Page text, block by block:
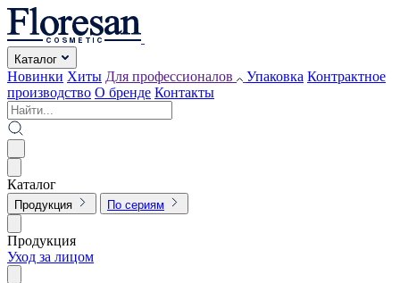
Каталог
Новинки Хиты Для профессионалов Упаковка Контрактное
производство О бренде Контакты
Каталог
Продукция По сериям
Продукция
Уход за лицом